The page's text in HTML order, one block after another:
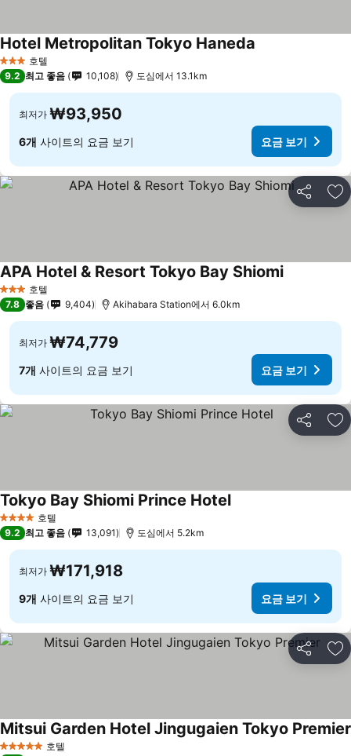
3 성급 호텔
Hotel Metropolitan Tokyo Haneda
9.2 최고 좋음 10,108 도심에서 13.1km
최저가 ₩93,950
6개 사이트의 요금 보기 요금 보기
공유 즐
3 성급 호텔
APA Hotel & Resort Tokyo Bay Shiomi
7.8 좋음 9,404 Akihabara Station에서 6.0km
최저가 ₩74,779
7개 사이트의 요금 보기 요금 보기
공유 즐
4 성급 호텔
Tokyo Bay Shiomi Prince Hotel
9.2 최고 좋음 13,091 도심에서 5.2km
최저가 ₩171,918
9개 사이트의 요금 보기 요금 보기
공유 즐
5 성급 호텔
Mitsui Garden Hotel Jingugaien Tokyo Premier